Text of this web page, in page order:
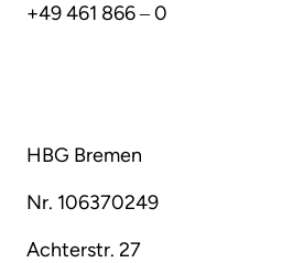
+49 461 866 ‒0
HBG Bremen
Nr. 106370249
Achterstr. 27